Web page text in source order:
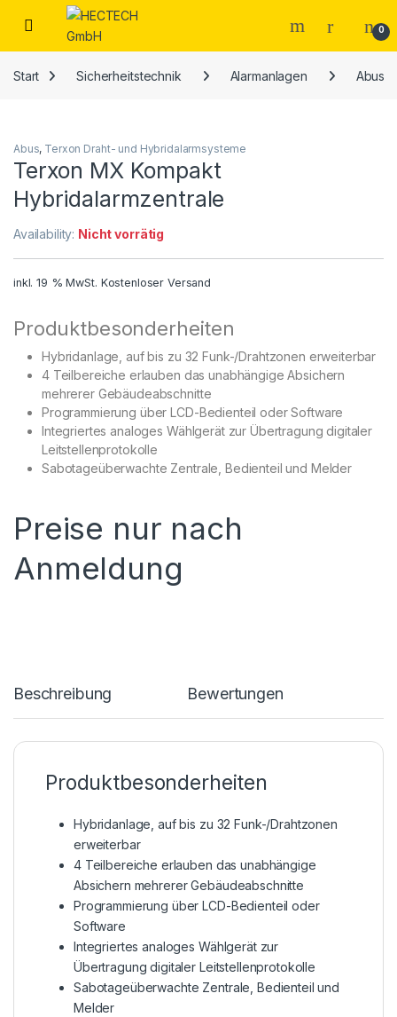
Open 0
Start Sicherheitstechnik Alarmanlagen Abus
Abus, Terxon Draht- und Hybridalarmsysteme
Terxon MX Kompakt
Hybridalarmzentrale
Availability: Nicht vorrätig
inkl. 19 % MwSt. Kostenloser Versand
Produktbesonderheiten
Hybridanlage, auf bis zu 32 Funk-/Drahtzonen erweiterbar
4 Teilbereiche erlauben das unabhängige Absichern
mehrerer Gebäudeabschnitte
Programmierung über LCD-Bedienteil oder Software
Integriertes analoges Wählgerät zur Übertragung digitaler
Leitstellenprotokolle
Sabotageüberwachte Zentrale, Bedienteil und Melder
Preise nur nach
Anmeldung
Beschreibung Bewertungen
Produktbesonderheiten
Hybridanlage, auf bis zu 32 Funk-/Drahtzonen
erweiterbar
4 Teilbereiche erlauben das unabhängige
Absichern mehrerer Gebäudeabschnitte
Programmierung über LCD-Bedienteil oder
Software
Integriertes analoges Wählgerät zur
Übertragung digitaler Leitstellenprotokolle
Sabotageüberwachte Zentrale, Bedienteil und
Melder